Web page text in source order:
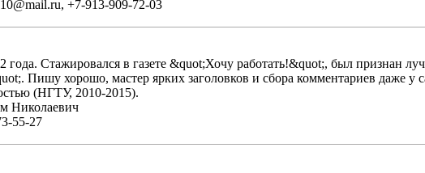
+7-913-909-72-03
года. Стажировался в газете &quot;Хочу работать!&quot;, был признан
Пишу хорошо, мастер ярких заголовков и сбора комментариев даже у
(НГТУ, 2010-2015).
Николаевич
55-27